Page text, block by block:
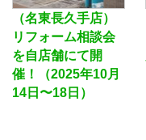
（名東長久手店）
リフォーム相談会
を自店舗にて開
催！（2025年10月
14日〜18日）